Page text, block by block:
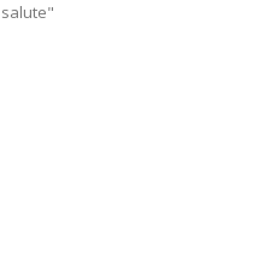
salute"